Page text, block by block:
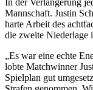
In der Verlängerung
Mannschaft. Justin
harte Arbeit des
die zweite Niederlage
„Es war eine echte
lobte Matchwinner
Spielplan gut